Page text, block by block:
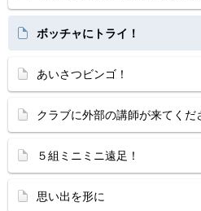
ボッチャにトライ！
あいさつビンゴ！
クラブに外部の講師が来てくだ
５組ミニミニ遠足！
思い出を形に